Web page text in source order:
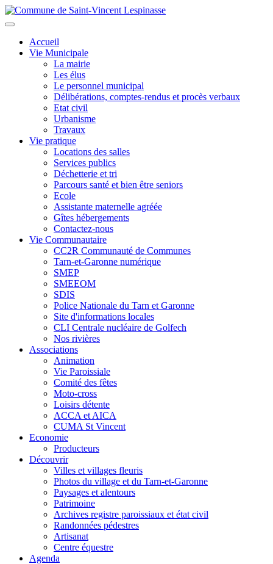
Aller
au
principal
Toggle
navigationAccueil
Vie Municipale
La mairie
Les élus
Le personnel municipal
Délibérations, comptes-rendus et procès verbaux
Etat civil
Urbanisme
Travaux
Vie pratique
Locations des salles
Services publics
Déchetterie et tri
Parcours santé et bien être seniors
Ecole
Assistante maternelle agréée
Gîtes hébergements
Contactez-nous
Vie Communautaire
CC2R Communauté de Communes
Tarn-et-Garonne numérique
SMEP
SMEEOM
SDIS
Police Nationale du Tarn et Garonne
Site d'informations locales
CLI Centrale nucléaire de Golfech
Nos rivières
Associations
Animation
Vie Paroissiale
Comité des fêtes
Moto-cross
Loisirs détente
ACCA et AICA
CUMA St Vincent
Economie
Producteurs
Découvrir
Villes et villages fleuris
Photos du village et du Tarn-et-Garonne
Paysages et alentours
Patrimoine
Archives registre paroissiaux et état civil
Randonnées pédestres
Artisanat
Centre équestre
Agenda